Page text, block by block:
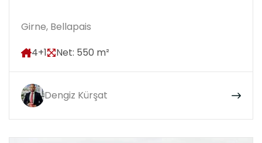
Girne, Bellapais
4+1
Net: 550 m²
Dengiz Kürşat